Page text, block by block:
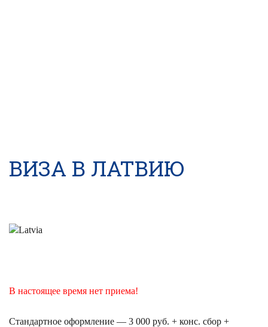
ВИЗА В ЛАТВИЮ
В настоящее время нет приема!
Стандартное оформление — 3 000 руб. + конс. сбор +